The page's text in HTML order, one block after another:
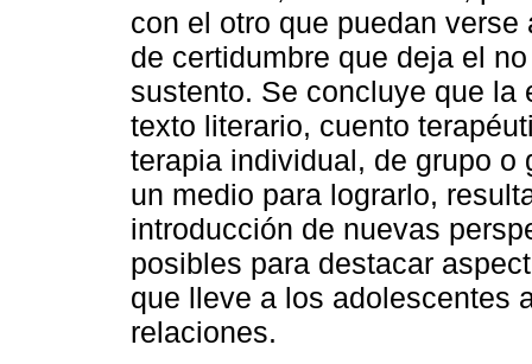
con el otro que puedan
de certidumbre que deja el
sustento. Se concluye que la
texto literario, cuento
terapia individual, de grupo o
un medio para lograrlo,
introducción de nuevas
posibles para destacar
que lleve a los adolescentes
relaciones.